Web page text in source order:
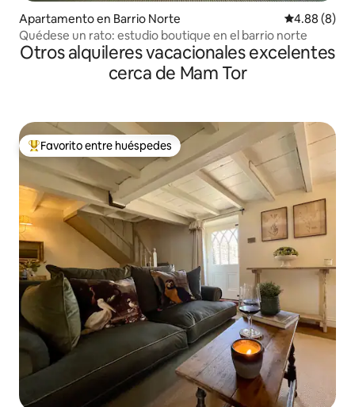
Apartamento en Barrio Norte Calificación
4.88 (8)
Quédese un rato: estudio boutique en el barrio norte
Otros alquileres vacacionales excelentes
cerca de Mam Tor
Favorito entre huéspedes preferido
Favorito entre huéspedes